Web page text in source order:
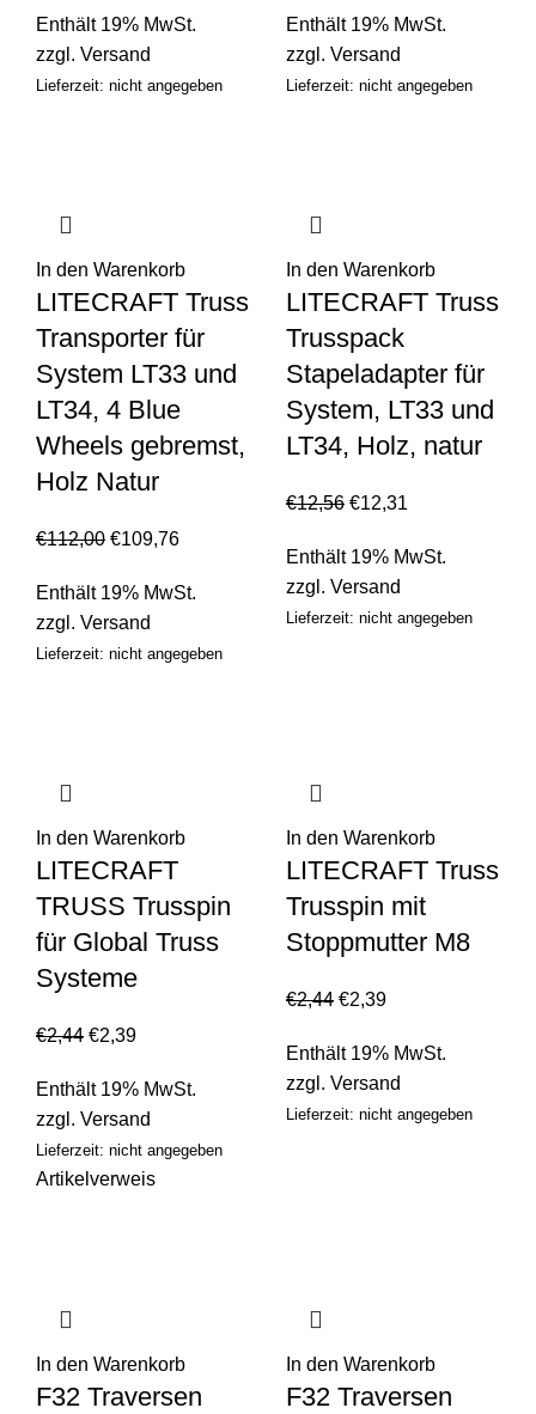
Enthält 19% MwSt.
zzgl. Versand
Lieferzeit: nicht angegeben
Enthält 19% MwSt.
zzgl. Versand
Lieferzeit: nicht angegeben
In den Warenkorb
LITECRAFT Truss
Transporter für
System LT33 und
LT34, 4 Blue
Wheels gebremst,
Holz Natur
€112,00 €109,76
Enthält 19% MwSt.
zzgl. Versand
Lieferzeit: nicht angegeben
In den Warenkorb
LITECRAFT Truss
Trusspack
Stapeladapter für
System, LT33 und
LT34, Holz, natur
€12,56 €12,31
Enthält 19% MwSt.
zzgl. Versand
Lieferzeit: nicht angegeben
In den Warenkorb
LITECRAFT
TRUSS Trusspin
für Global Truss
Systeme
€2,44 €2,39
Enthält 19% MwSt.
zzgl. Versand
Lieferzeit: nicht angegeben
In den Warenkorb
LITECRAFT Truss
Trusspin mit
Stoppmutter M8
€2,44 €2,39
Enthält 19% MwSt.
zzgl. Versand
Lieferzeit: nicht angegeben
Artikelverweis
In den Warenkorb
F32 Traversen
In den Warenkorb
F32 Traversen